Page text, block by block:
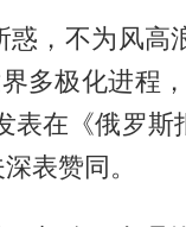
惑，不为风
多极化进程
表在《俄罗
表赞同。